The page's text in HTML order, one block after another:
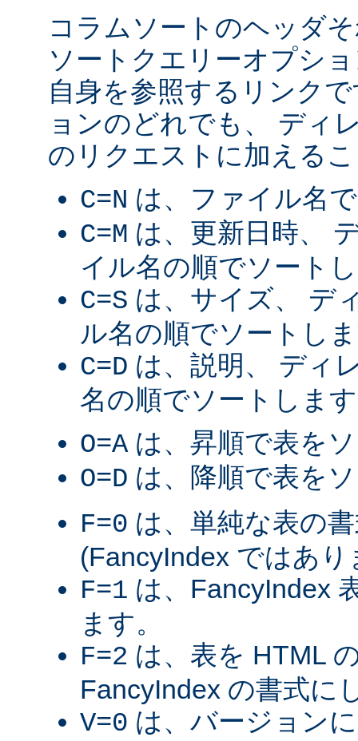
コラムソートのヘッダ
ソートクエリーオプシ
自身を参照するリンク
ョンのどれでも、 ディ
のリクエストに加える
C=N は、ファイル名
C=M は、更新日時、
イル名の順でソート
C=S は、サイズ、 デ
ル名の順でソートし
C=D は、説明、 ディ
名の順でソートしま
O=A は、昇順で表を
O=D は、降順で表を
F=0 は、単純な表の
(FancyIndex ではあり
F=1 は、FancyIndex
ます。
F=2 は、表を HTML
FancyIndex の書式に
V=0 は、バージョン